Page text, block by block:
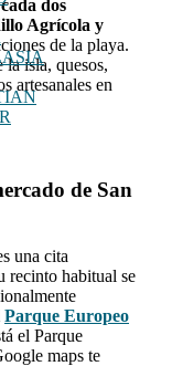
dos
Agrícola y
de la playa.
la isla, quesos,
artesanales en
de San
una cita
recinto habitual se
Parque Europeo
el Parque
maps te